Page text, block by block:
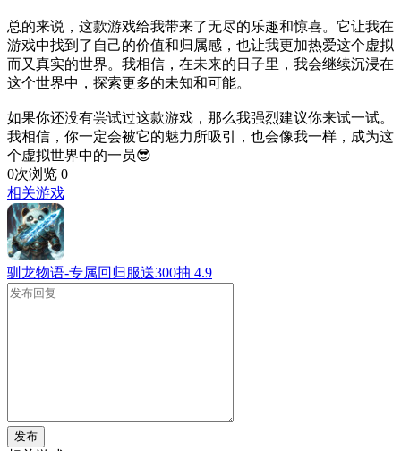
总的来说，这款游戏给我带来了无尽的乐趣和惊喜。它让我在
游戏中找到了自己的价值和归属感，也让我更加热爱这个虚拟
而又真实的世界。我相信，在未来的日子里，我会继续沉浸在
这个世界中，探索更多的未知和可能。
如果你还没有尝试过这款游戏，那么我强烈建议你来试一试。
我相信，你一定会被它的魅力所吸引，也会像我一样，成为这
个虚拟世界中的一员😎
0次浏览 0
相关游戏
驯龙物语-专属回归服送300抽 4.9
发布